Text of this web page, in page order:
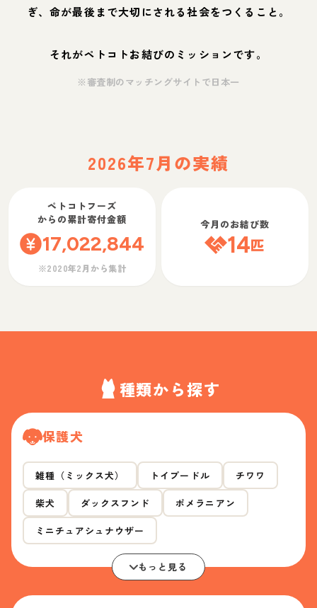
ぎ、命が最後まで大切にされる社会をつくること。
それがペトコトお結びのミッションです。
※審査制のマッチングサイトで日本一
2026年7月の実績
ペトコトフーズ
からの累計寄付金額
17,022,844
※2020年2月から集計
今月のお結び数
14匹
種類から探す
保護犬
雑種（ミックス犬） トイプードル チワワ
柴犬 ダックスフンド ポメラニアン
ミニチュアシュナウザー
もっと見る